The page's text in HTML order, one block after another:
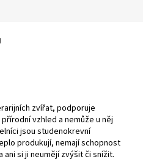
zvířat, podporuje
vzhled a nemůže u něj
jsou studenokrevní
produkují, nemají schopnost
si ji neumějí zvýšit či snížit.